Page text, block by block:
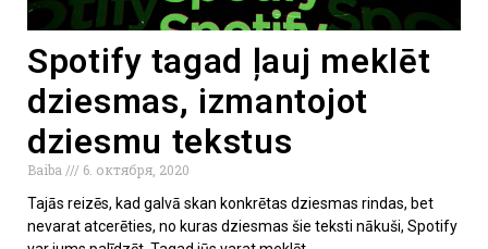
Spotify tagad ļauj meklēt
dziesmas, izmantojot
dziesmu tekstus
Baiba
6. октября, 2020
Tajās reizēs, kad galvā skan konkrētas dziesmas rindas, bet
nevarat atcerēties, no kuras dziesmas šie teksti nākuši, Spotify